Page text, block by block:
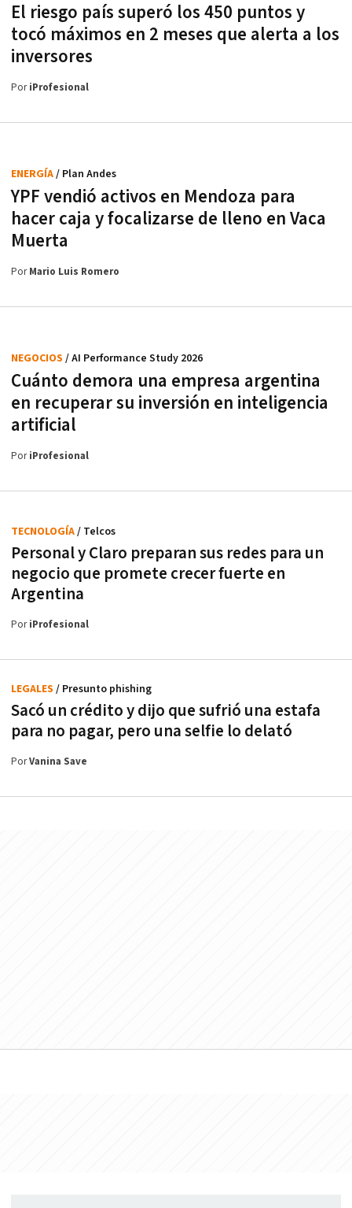
El riesgo país superó los 450 puntos y
tocó máximos en 2 meses que alerta a los
inversores
PoriProfesional
YPF vendió activos en Mendoza para
hacer caja y focalizarse de lleno en Vaca
Muerta
ENERGÍA/ Plan Andes
PorMario Luis Romero
Cuánto demora una empresa argentina
en recuperar su inversión en inteligencia
artificial
NEGOCIOS / AI Performance Study 2026
PoriProfesional
Personal y Claro preparan sus redes para un
negocio que promete crecer fuerte en
Argentina
TECNOLOGÍA/ Telcos
PoriProfesional
Sacó un crédito y dijo que sufrió una estafa
para no pagar, pero una selfie lo delató
LEGALES / Presunto phishing
PorVanina Save